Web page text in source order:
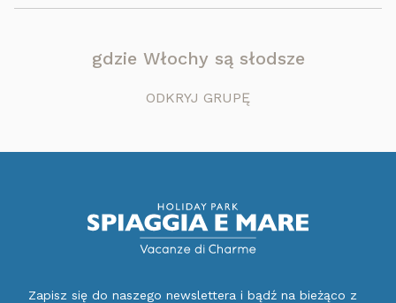
gdzie Włochy są słodsze
ODKRYJ GRUPĘ
Zapisz się do naszego newslettera i bądź na bieżąco z